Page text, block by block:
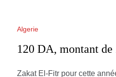
Algerie
120 DA, montant
Zakat El-Fitr pour cette